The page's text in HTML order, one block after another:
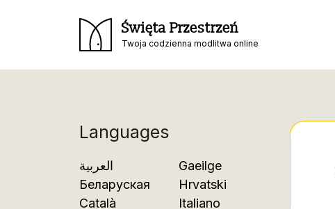
Święta Przestrzeń
Twoja codzienna modlitwa online
Languages
العربية
Беларуская
Català
Gaeilge
Hrvatski
Italiano